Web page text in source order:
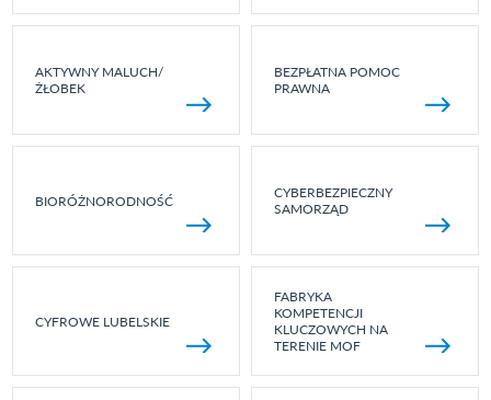
AKTYWNY MALUCH/
ŻŁOBEK
BEZPŁATNA POMOC
PRAWNA
BIORÓŻNORODNOŚĆ
CYBERBEZPIECZNY
SAMORZĄD
CYFROWE LUBELSKIE
FABRYKA
KOMPETENCJI
KLUCZOWYCH NA
TERENIE MOF